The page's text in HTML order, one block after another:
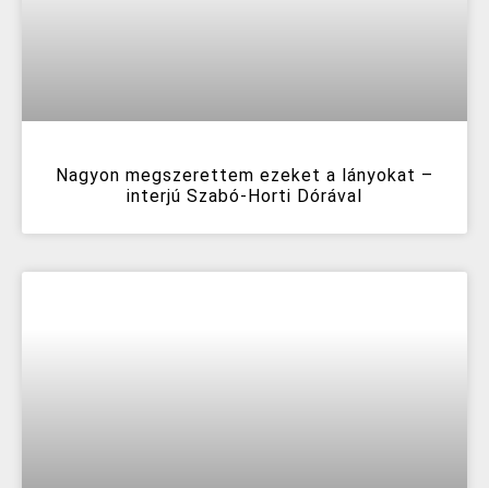
Nagyon megszerettem ezeket a lányokat –
interjú Szabó-Horti Dórával